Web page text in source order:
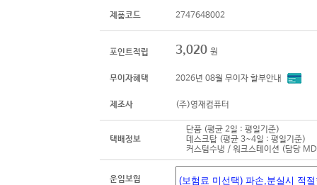
제품코드 2747648002
포인트적립 3,020 원
무이자혜택 2026년 08월 무이자 할부안내
제조사 (주)영재컴퓨터
택배정보
단품 (평균 2일 : 평일기준)
데스크탑 (평균 3~4일 : 평일기준)
커스텀수냉 / 워크스테이션 (담당
운임보험